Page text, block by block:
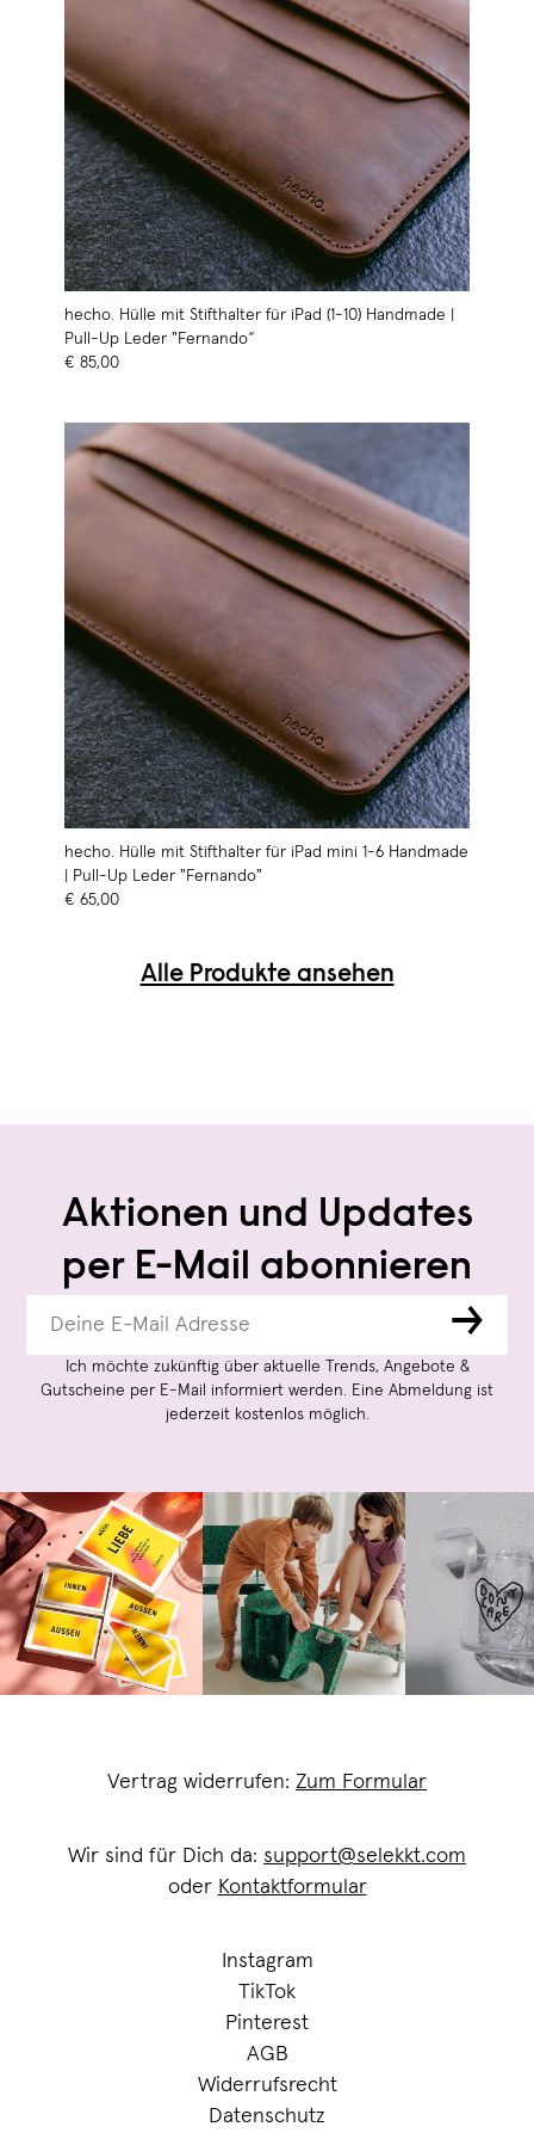
hecho. Hülle mit Stifthalter für iPad (1-10) Handmade |
Pull-Up Leder "Fernando“
€ 85,00
hecho. Hülle mit Stifthalter für iPad mini 1-6 Handmade
| Pull-Up Leder "Fernando"
€ 65,00
Alle Produkte ansehen
Aktionen und Updates
per E-Mail abonnieren
→
Ich möchte zukünftig über aktuelle Trends, Angebote &
Gutscheine per E-Mail informiert werden. Eine Abmeldung ist
jederzeit kostenlos möglich.
Vertrag widerrufen: Zum Formular
Wir sind für Dich da: support@selekkt.com
oder Kontaktformular
Instagram
TikTok
Pinterest
AGB
Widerrufsrecht
Datenschutz